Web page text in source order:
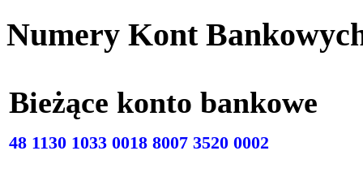
Numery Kont
Bieżące konto
48 1130 1033 0018 8007 3520 0002